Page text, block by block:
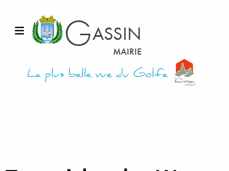
Ouvrir le menuGASSIN
MAIRIE
La plus belle vue du Golfe